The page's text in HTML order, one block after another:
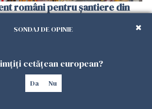
români pentru șantiere din
SONDAJ DE OPINIE
cetățean european?
Da Nu